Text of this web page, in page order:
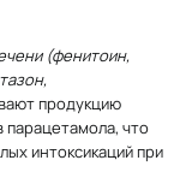
(фенитоин,
продукцию
парацетамола, что
интоксикаций при